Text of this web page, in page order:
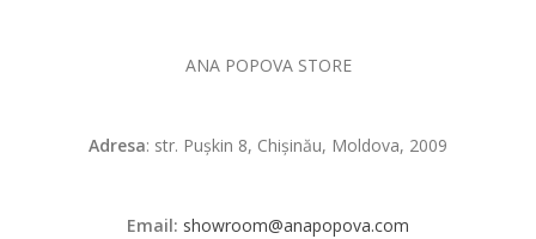
ANA POPOVA STORE
Adresa: str. Pușkin 8, Chișinău, Moldova, 2009
Email: showroom@anapopova.com